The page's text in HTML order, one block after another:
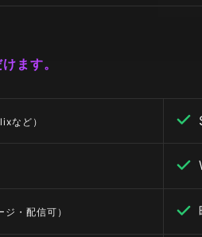
ます。
など）
ジ・配信可）